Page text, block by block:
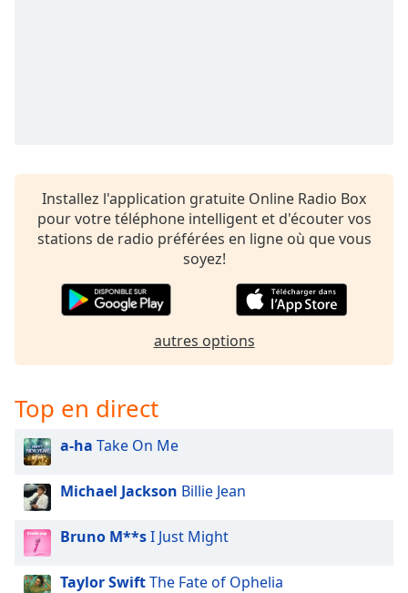
dialog
window.
Installez l'application gratuite Online Radio Box
pour votre téléphone intelligent et d'écouter vos
stations de radio préférées en ligne où que vous
soyez!
autres options
Top en direct
a-ha Take On Me
Michael Jackson Billie Jean
Bruno M**sI Just Might
Taylor SwiftThe Fate of Ophelia